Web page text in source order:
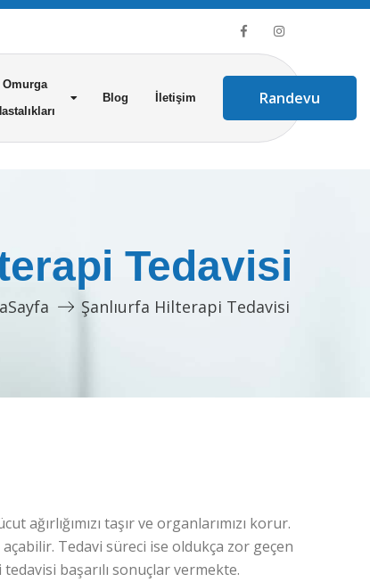
Omurga
Blog İletişim Randevu
Tedavisi
Şanlıurfa Hilterapi Tedavisi
taşır ve organlarımızı korur.
Tedavi süreci ise oldukça zor geçen
başarılı sonuçlar vermekte.